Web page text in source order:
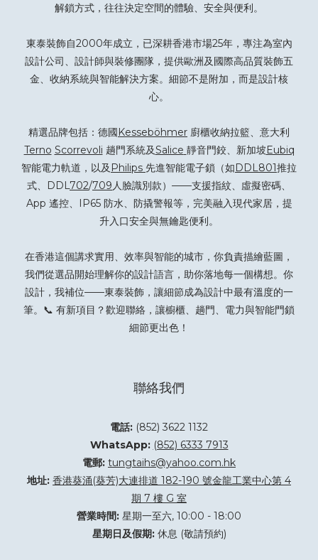
解鎖方式，往往決定空間的體驗、安全與便利。
東泰裝飾自2000年成立，已深耕香港市場25年，專注為室內
設計公司、設計師與裝修團隊，提供歐洲及國際高品質裝飾五
金、收納系統與智能解決方案。細節不是附加，而是設計核
心。
精選品牌包括：德國Kesseböhmer 廚櫃收納拉籃、意大利
Terno Scorrevoli 趟門系統及Salice 靜音門鉸、新加坡Eubiq
智能電力軌道，以及 Philips 先進智能電子鎖（如DDL801推拉
式、DDL702/709人臉識別款）——支援指紋、虛擬密碼、
App 遙控、IP65 防水、防撬警報等，完美融入現代家居，提
升入口安全與無鑰匙便利。
在香港這個講求實用、效率與智能的城市，你負責描繪藍圖，
我們從選品開始理解你的設計語言，助你落地每一個構想。你
設計，我補位——東泰裝飾，讓細節成為設計中最有溫度的一
筆。📞 有新項目？歡迎聯絡 ，讓櫥櫃、趟門、電力與智能門鎖
細節更出色！
聯絡我們
電話: (852) 3622 1132
WhatsApp: (852) 6333 7913
電郵: tungtaihs@yahoo.com.hk
地址: 香港葵涌(葵芳)大連排道 182-190 號金龍工業中心第 4
期 7 樓 G 室
營業時間: 星期一至六, 10:00 - 18:00
星期日及假期:休息 (敬請預約)